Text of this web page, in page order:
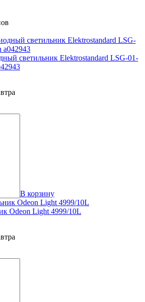
светильник Elektrostandard LSG-01-
В корзину
Odeon Light 4999/10L